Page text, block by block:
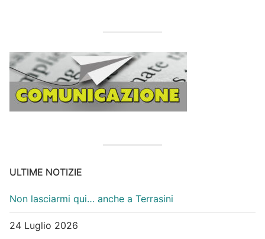
ULTIME NOTIZIE
Non lasciarmi qui… anche a Terrasini
24 Luglio 2026